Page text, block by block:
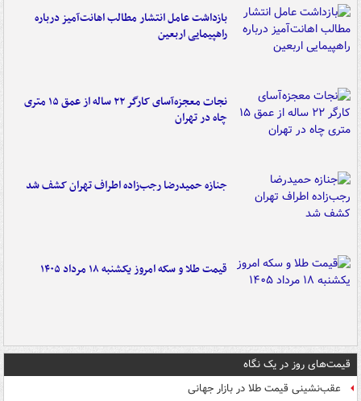
بازداشت عامل انتشار مطالب اهانت‌آمیز درباره
راهپیمایی اربعین
نجات معجزه‌آسای کارگر ۲۲ ساله از عمق ۱۵ متری
چاه در تهران
جنازه حمیدرضا رجب‌زاده اطراف تهران کشف شد
قیمت طلا و سکه امروز یکشنبه ۱۸ مرداد ۱۴۰۵
قیمت‌های روز در یک نگاه
عقب‌نشینی قیمت طلا در بازار جهانی